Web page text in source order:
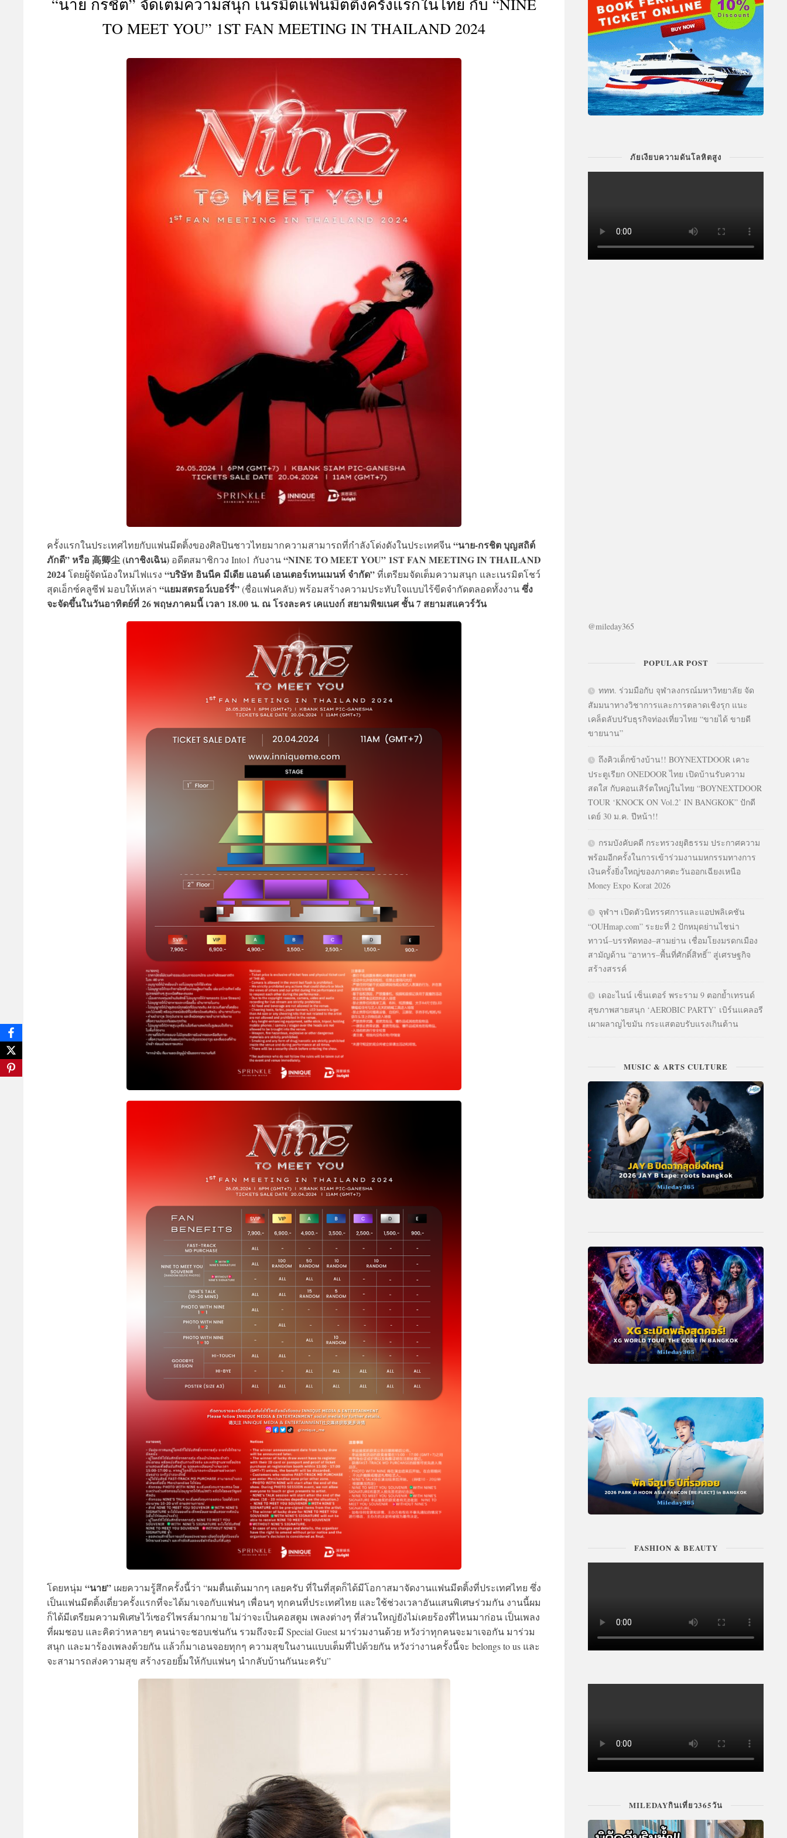
&
“นาย กรชิต” จัดเต็มความสนุก เนรมิตแฟนมีตติ้งครั้งแรกในไทย กับ “NINE
TO MEET YOU” 1ST FAN MEETING IN THAILAND 2024
ครั้งแรกในประเทศไทยกับแฟนมีตติ้งของศิลปินชาวไทยมากความสามารถที่กำลังโด่งดังในประเทศจีน“นาย-กรชิต บุญสถิต์
ภักดี” หรือ 高卿尘 (เกาชิงเฉิน) อดีตสมาชิกวง Into1 กับงาน“NINE TO MEET YOU” 1ST FAN MEETING IN THAILAND
2024โดยผู้จัดน้องใหม่ไฟแรง “บริษัท อินนีค มีเดีย แอนด์ เอนเตอร์เทนเมนท์ จํากัด”ที่เตรียมจัดเต็มความสนุก และเนรมิตโชว์
สุดเอ็กซ์คลูซีฟ มอบให้เหล่า “แยมสตรอว์เบอร์รี่”(ชื่อแฟนคลับ) พร้อมสร้างความประทับใจแบบไร้ขีดจำกัดตลอดทั้งงานซึ่ง
จะจัดขึ้นในวันอาทิตย์ที่ 26 พฤษภาคมนี้ เวลา 18.00 น. ณ โรงละคร เคแบงก์ สยามพิฆเนศ ชั้น 7 สยามสแควร์วัน
โดยหนุ่ม “นาย” เผยความรู้สึกครั้งนี้ว่า “ผมตื่นเต้นมากๆ เลยครับ ที่ในที่สุดก็ได้มีโอกาสมาจัดงานแฟนมีตติ้งที่ประเทศไทย ซึ่ง
เป็นแฟนมีตติ้งเดี่ยวครั้งแรกที่จะได้มาเจอกับแฟนๆ เพื่อนๆ ทุกคนที่ประเทศไทย และใช้ช่วงเวลาอันแสนพิเศษร่วมกัน งานนี้ผม
ก็ได้มีเตรียมความพิเศษไว้เซอร์ไพรส์มากมาย ไม่ว่าจะเป็นคอสตูม เพลงต่างๆ ที่ส่วนใหญ่ยังไม่เคยร้องที่ไหนมาก่อน เป็นเพลง
ที่ผมชอบ และคิดว่าหลายๆ คนน่าจะชอบเช่นกัน รวมถึงจะมี Special Guest มาร่วมงานด้วย หวังว่าทุกคนจะมาเจอกัน มาร่วม
สนุก และมาร้องเพลงด้วยกัน แล้วก็มาเอนจอยทุกๆ ความสุขในงานแบบเต็มที่ไปด้วยกัน หวังว่างานครั้งนี้จะ belongs to us และ
จะสามารถส่งความสุข สร้างรอยยิ้มให้กับแฟนๆ นำกลับบ้านกันนะครับ”
ภัยเงียบความดันโลหิตสูง
@mileday365
POPULAR POST
ททท. ร่วมมือกับ จุฬาลงกรณ์มหาวิทยาลัย จัด
สัมมนาทางวิชาการและการตลาดเชิงรุก แนะ
เคล็ดลับปรับธุรกิจท่องเที่ยวไทย “ขายได้ ขายดี
ขายนาน”
ถึงคิวเด็กข้างบ้าน!! BOYNEXTDOOR เคาะ
ประตูเรียก ONEDOOR ไทย เปิดบ้านรับความ
สดใส กับคอนเสิร์ตใหญ่ในไทย “BOYNEXTDOOR
TOUR ‘KNOCK ON Vol.2’ IN BANGKOK” ปักดี
เดย์ 30 ม.ค. ปีหน้า!!
กรมบังคับคดี กระทรวงยุติธรรม ประกาศความ
พร้อมอีกครั้งในการเข้าร่วมงานมหกรรมทางการ
เงินครั้งยิ่งใหญ่ของภาคตะวันออกเฉียงเหนือ
Money Expo Korat 2026
จุฬาฯ เปิดตัวนิทรรศการและแอปพลิเคชัน
“OUHmap.com” ระยะที่ 2 ปักหมุดย่านไชน่า
ทาวน์–บรรทัดทอง–สามย่าน เชื่อมโยงมรดกเมือง
สามัญด้าน “อาหาร–พื้นที่ศักดิ์สิทธิ์” สู่เศรษฐกิจ
สร้างสรรค์
เดอะไนน์ เซ็นเตอร์ พระราม 9 ตอกย้ำเทรนด์
สุขภาพสายสนุก ‘AEROBIC PARTY’ เบิร์นแคลอรี
เผาผลาญไขมัน กระแสตอบรับแรงเกินต้าน
MUSIC & ARTS CULTURE
FASHION & BEAUTY
MILEDAYกินเที่ยว365วัน